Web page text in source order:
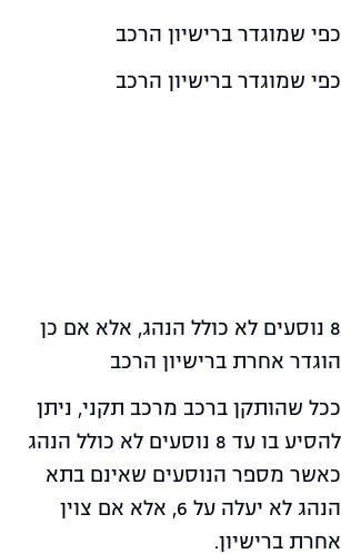
כפי שמוגדר ברישיון הרכב
כפי שמוגדר ברישיון הרכב
8 נוסעים לא כולל הנהג, אלא אם כן
הוגדר אחרת ברישיון הרכב
ככל שהותקן ברכב מרכב תקני, ניתן
להסיע בו עד 8 נוסעים לא כולל הנהג
כאשר מספר הנוסעים שאינם בתא
הנהג לא יעלה על 6, אלא אם צוין
אחרת ברישיון.